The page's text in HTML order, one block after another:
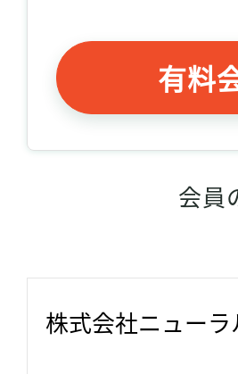
有料
会員
株式会社ニュー